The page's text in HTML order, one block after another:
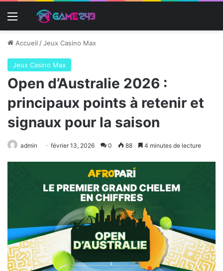
Menu
Accueil /Jeux Casino Max
Jeux Casino Max
Open d’Australie 2026 :
principaux points à retenir et
signaux pour la saison
admin février 13, 2026 0 88 4 minutes de lecture